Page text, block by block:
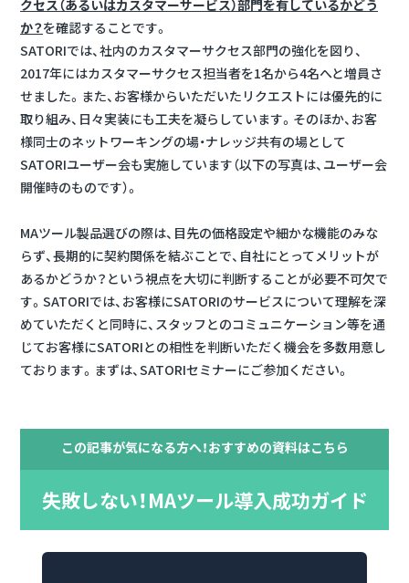
クセス（あるいはカスタマーサービス）部門を有しているかどう
か？を確認することです。
SATORIでは、社内のカスタマーサクセス部門の強化を図り、
2017年にはカスタマーサクセス担当者を1名から4名へと増員さ
せました。また、お客様からいただいたリクエストには優先的に
取り組み、日々実装にも工夫を凝らしています。そのほか、お客
様同士のネットワーキングの場・ナレッジ共有の場として
SATORIユーザー会も実施しています（以下の写真は、ユーザー会
開催時のものです）。
MAツール製品選びの際は、目先の価格設定や細かな機能のみな
らず、長期的に契約関係を結ぶことで、自社にとってメリットが
あるかどうか？という視点を大切に判断することが必要不可欠で
す。SATORIでは、お客様にSATORIのサービスについて理解を深
めていただくと同時に、スタッフとのコミュニケーション等を通
じてお客様にSATORIとの相性を判断いただく機会を多数用意し
ております。まずは、SATORIセミナーにご参加ください。
この記事が気になる方へ！おすすめの資料はこちら
失敗しない！MAツール導入成功ガイド